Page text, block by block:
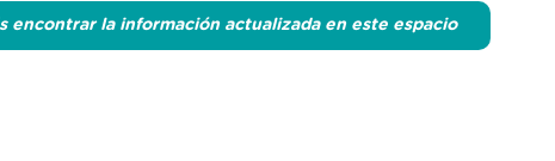
encontrar la información actualizada en este espacio